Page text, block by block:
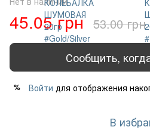
45.05 грн 53.00 грн
Сообщить,
% Войти для отображения
В